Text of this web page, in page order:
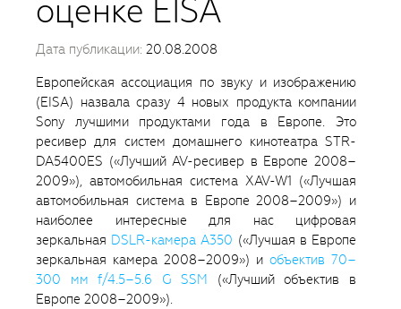
оценке EISA
Дата публикации: 20.08.2008
Европейская ассоциация по звуку и изображению
(EISA) назвала сразу 4 новых продукта компании
Sony лучшими продуктами года в Европе. Это
ресивер для систем домашнего кинотеатра STR-
DA5400ES («Лучший AV-ресивер в Европе 2008–
2009»), автомобильная система XAV-W1 («Лучшая
автомобильная система в Европе 2008–2009») и
наиболее интересные для нас цифровая
зеркальная DSLR-камера А350 («Лучшая в Европе
зеркальная камера 2008–2009») и объектив 70–
300 мм f/4.5–5.6 G SSM («Лучший объектив в
Европе 2008–2009»).